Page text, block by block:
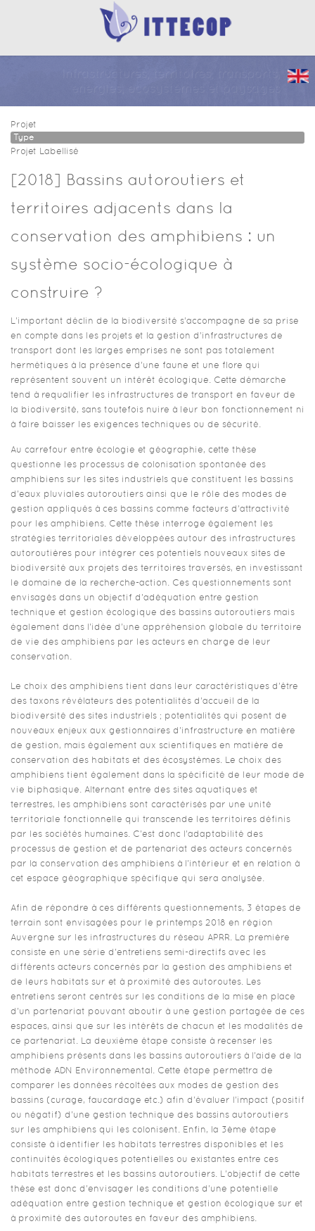
Projet
Type
Projet Labellisé
[2018] Bassins autoroutiers et
territoires adjacents dans la
conservation des amphibiens : un
système socio-écologique à
construire ?
L'important déclin de la biodiversité s’accompagne de sa prise
en compte dans les projets et la gestion d’infrastructures de
transport dont les larges emprises ne sont pas totalement
hermétiques à la présence d’une faune et une flore qui
représentent souvent un intérêt écologique. Cette démarche
tend à requalifier les infrastructures de transport en faveur de
la biodiversité, sans toutefois nuire à leur bon fonctionnement ni
à faire baisser les exigences techniques ou de sécurité.
Au carrefour entre écologie et géographie, cette thèse
questionne les processus de colonisation spontanée des
amphibiens sur les sites industriels que constituent les bassins
d'eaux pluviales autoroutiers ainsi que le rôle des modes de
gestion appliqués à ces bassins comme facteurs d'attractivité
pour les amphibiens. Cette thèse interroge également les
stratégies territoriales développées autour des infrastructures
autoroutières pour intégrer ces potentiels nouveaux sites de
biodiversité aux projets des territoires traversés, en investissant
le domaine de la recherche-action. Ces questionnements sont
envisagés dans un objectif d'adéquation entre gestion
technique et gestion écologique des bassins autoroutiers mais
également dans l'idée d'une appréhension globale du territoire
de vie des amphibiens par les acteurs en charge de leur
conservation.
Le choix des amphibiens tient dans leur caractéristiques d'être
des taxons révélateurs des potentialités d'accueil de la
biodiversité des sites industriels ; potentialités qui posent de
nouveaux enjeux aux gestionnaires d'infrastructure en matière
de gestion, mais également aux scientifiques en matière de
conservation des habitats et des écosystèmes. Le choix des
amphibiens tient également dans la spécificité de leur mode de
vie biphasique. Alternant entre des sites aquatiques et
terrestres, les amphibiens sont caractérisés par une unité
territoriale fonctionnelle qui transcende les territoires définis
par les sociétés humaines. C'est donc l'adaptabilité des
processus de gestion et de partenariat des acteurs concernés
par la conservation des amphibiens à l'intérieur et en relation à
cet espace géographique spécifique qui sera analysée.
Afin de répondre à ces différents questionnements, 3 étapes de
terrain sont envisagées pour le printemps 2018 en région
Auvergne sur les infrastructures du réseau APRR. La première
consiste en une série d'entretiens semi-directifs avec les
différents acteurs concernés par la gestion des amphibiens et
de leurs habitats sur et à proximité des autoroutes. Les
entretiens seront centrés sur les conditions de la mise en place
d'un partenariat pouvant aboutir à une gestion partagée de ces
espaces, ainsi que sur les intérêts de chacun et les modalités de
ce partenariat. La deuxième étape consiste à recenser les
amphibiens présents dans les bassins autoroutiers à l'aide de la
méthode ADN Environnemental. Cette étape permettra de
comparer les données récoltées aux modes de gestion des
bassins (curage, faucardage etc.) afin d'évaluer l'impact (positif
ou négatif) d'une gestion technique des bassins autoroutiers
sur les amphibiens qui les colonisent. Enfin, la 3ème étape
consiste à identifier les habitats terrestres disponibles et les
continuités écologiques potentielles ou existantes entre ces
habitats terrestres et les bassins autoroutiers. L'objectif de cette
thèse est donc d'envisager les conditions d'une potentielle
adéquation entre gestion technique et gestion écologique sur et
à proximité des autoroutes en faveur des amphibiens.